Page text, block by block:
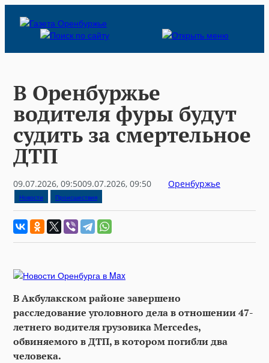
В Оренбуржье
водителя фуры будут
судить за смертельное
ДТП
09.07.2026, 09:5009.07.2026, 09:50 Оренбуржье
Новости Происшествия
В Акбулакском районе завершено
расследование уголовного дела в отношении 47-
летнего водителя грузовика Mercedes,
обвиняемого в ДТП, в котором погибли два
человека.